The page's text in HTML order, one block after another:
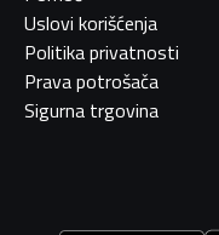
Uslovi korišćenja
Politika privatnosti
Prava potrošača
Sigurna trgovina